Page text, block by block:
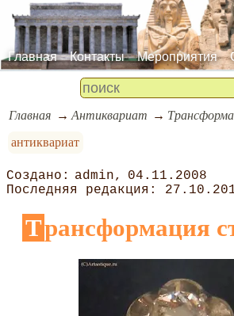
Главная Контакты Мероприятия
Главная Антиквариат
антиквариат
admin
04.11.2008
Трансформация